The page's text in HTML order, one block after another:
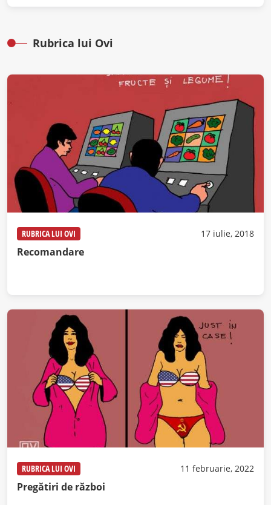
Rubrica lui Ovi
RUBRICA LUI OVI 17 iulie, 2018
Recomandare
RUBRICA LUI OVI 11 februarie, 2022
Pregătiri de război